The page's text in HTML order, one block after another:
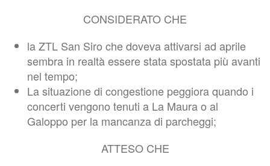
CONSIDERATO CHE
la ZTL San Siro che doveva attivarsi ad aprile
sembra in realtà essere stata spostata più avanti
nel tempo;
La situazione di congestione peggiora quando i
concerti vengono tenuti a La Maura o al
Galoppo per la mancanza di parcheggi;
ATTESO CHE